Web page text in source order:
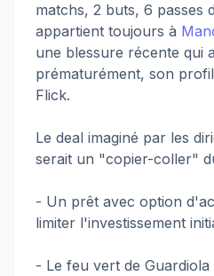
matchs, 2 buts, 6 passes
appartient toujours à
une blessure récente qui
prématurément, son
Flick.
Le deal imaginé par les
serait un "copier-coller"
- Un prêt avec option
limiter l'investissement
- Le feu vert de